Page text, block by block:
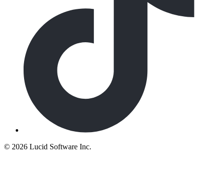
© 2026 Lucid Software Inc.